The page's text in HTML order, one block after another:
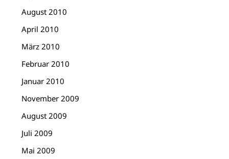
August 2010
April 2010
März 2010
Februar 2010
Januar 2010
November 2009
August 2009
Juli 2009
Mai 2009